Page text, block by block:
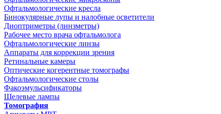
Офтальмологические кресла
Бинокулярные лупы и налобные осветители
Диоптриметры (линзметры)
Рабочее место врача офтальмолога
Офтальмологические линзы
Аппараты для коррекции зрения
Ретинальные камеры
Оптические когерентные томографы
Офтальмологические столы
Факоэмульсификаторы
Щелевые лампы
Томография